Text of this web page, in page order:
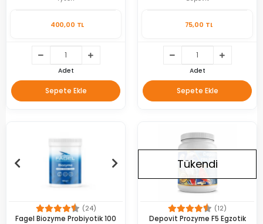
400,00 TL
Adet
Sepete Ekle
75,00 TL
Adet
Sepete Ekle
(24)
Fagel Biozyme Probiyotik 100
Tükendi
(12)
Depovit Prozyme F5 Egzotik